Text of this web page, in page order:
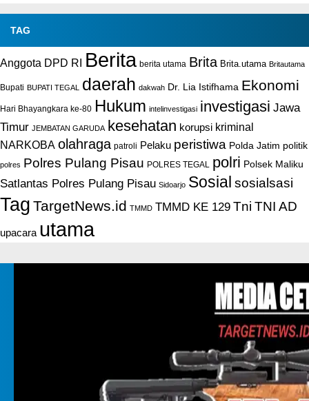
TAG
Anggota DPD RI Berita berita utama Brita Brita.utama Britautama
Bupati BUPATI TEGAL daerah dakwah Dr. Lia Istifhama Ekonomi
Hari Bhayangkara ke-80 Hukum intelinvestigasi investigasi Jawa
Timur JEMBATAN GARUDA kesehatan korupsi kriminal
NARKOBA olahraga patroli Pelaku peristiwa Polda Jatim politik
polres Polres Pulang Pisau POLRES TEGAL polri Polsek Maliku
Satlantas Polres Pulang Pisau Sidoarjo Sosial sosialsasi
Tag TargetNews.id TMMD TMMD KE 129 Tni TNI AD
upacara utama